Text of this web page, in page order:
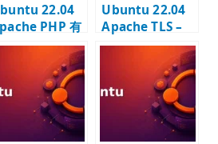
22.04
PHP 有
–
php の設
確認
Ubuntu 22.04
Apache TLS –
内部 CA 証明書
で HTTPS を有効